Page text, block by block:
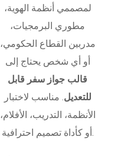
لمصممي أنظمة الهوية،
مطوري البرمجيات،
مدربين القطاع الحكومي،
أو أي شخص يحتاج إلى
قالب جواز سفر قابل
للتعديل. مناسب لاختبار
الأنظمة، التدريب، الأفلام،
أو كأداة تصميم احترافية.